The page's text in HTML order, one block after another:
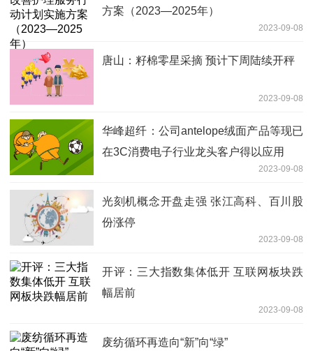
方案（2023—2025年）
2023-09-08
唐山：籽棉零星采摘 预计下周陆续开秤
2023-09-08
华峰超纤：公司antelope绒面产品等现已
在3C消费电子行业龙头客户得以应用
2023-09-08
光刻机概念开盘走强 张江高科、百川股
份涨停
2023-09-08
开评：三大指数集体低开 互联网板块跌
幅居前
2023-09-08
废纺循环再造向“新”向“绿”